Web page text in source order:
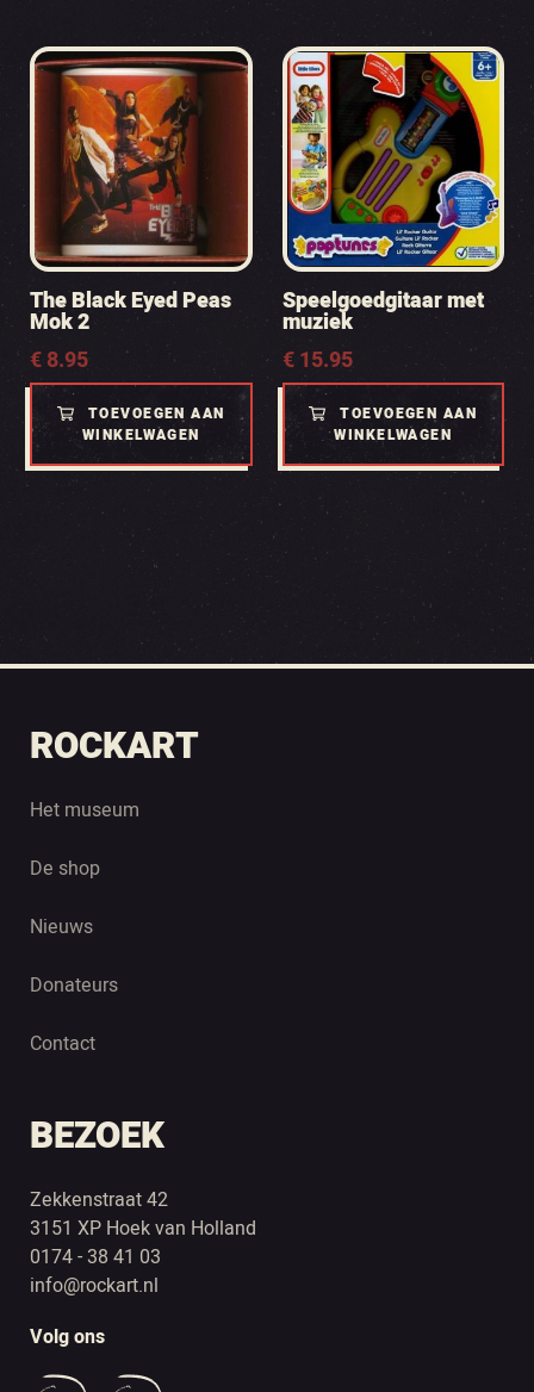
The Black Eyed Peas
Mok 2
€8.95
TOEVOEGEN AAN
WINKELWAGEN
Speelgoedgitaar met
muziek
€15.95
TOEVOEGEN AAN
WINKELWAGEN
ROCKART
Het museum
De shop
Nieuws
Donateurs
Contact
BEZOEK
Zekkenstraat 42
3151 XP Hoek van Holland
0174 - 38 41 03
info@rockart.nl
Volg ons